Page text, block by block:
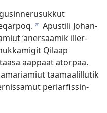
b Apustili Johan­
‘anersaamik il­ler­
Qilaap
aap­paat ator­paa.
taamaalil­lutik
periarfis­sin­